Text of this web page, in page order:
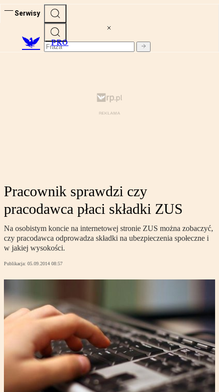
Serwisy
PRO
Pracownik sprawdzi czy
pracodawca płaci składki ZUS
Na osobistym koncie na internetowej stronie ZUS można zobaczyć,
czy pracodawca odprowadza składki na ubezpieczenia społeczne i
w jakiej wysokości.
Publikacja: 05.09.2014 08:57